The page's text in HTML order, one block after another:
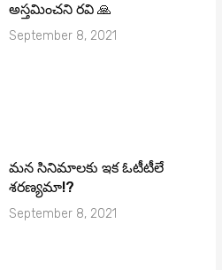
అస్తమించని రవి 🙏
September 8, 2021
మ‌న సినిమాల‌కు ఇక ఓటీటీలే
శ‌ర‌ణ్య‌మా!?
September 8, 2021